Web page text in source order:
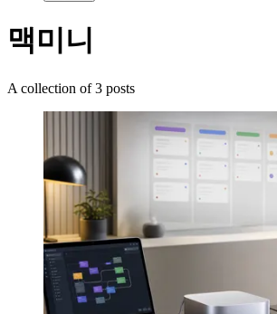
맥미니
A collection of 3 posts